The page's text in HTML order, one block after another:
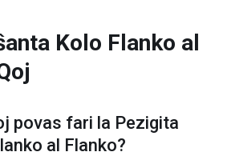
Kolo Flanko al
povas fari la Pezigita
al Flanko?